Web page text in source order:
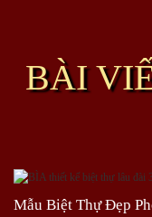
BÀI
Mẫu Biệt Thự Đẹp